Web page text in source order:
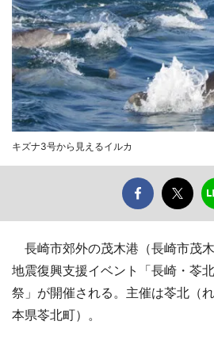
キズナ3号から見えるイルカ
長崎市郊外の茂木港（長崎市茂
地震復興支援イベント「長崎・苓
祭」が開催される。主催は苓北（
本県苓北町）。